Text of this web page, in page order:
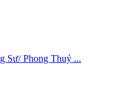
Sư/ Phong Thuỷ ...